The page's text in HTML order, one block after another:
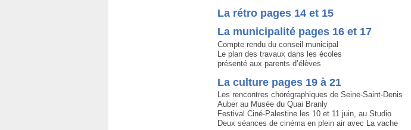
La rétro pages 14 et 15
La municipalité pages 16 et 17
Compte rendu du conseil municipal
Le plan des travaux dans les écoles
présenté aux parents d’élèves
La culture pages 19 à 21
Les rencontres chorégraphiques de Seine-Saint-Denis
Auber au Musée du Quai Branly
Festival Ciné-Palestine les 10 et 11 juin, au Studio
Deux séances de cinéma en plein air avec La vache